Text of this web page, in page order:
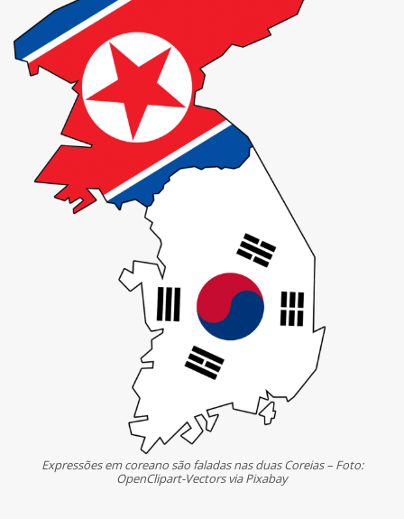
Expressões em coreano são faladas nas duas Coreias – Foto:
OpenClipart-Vectors via Pixabay